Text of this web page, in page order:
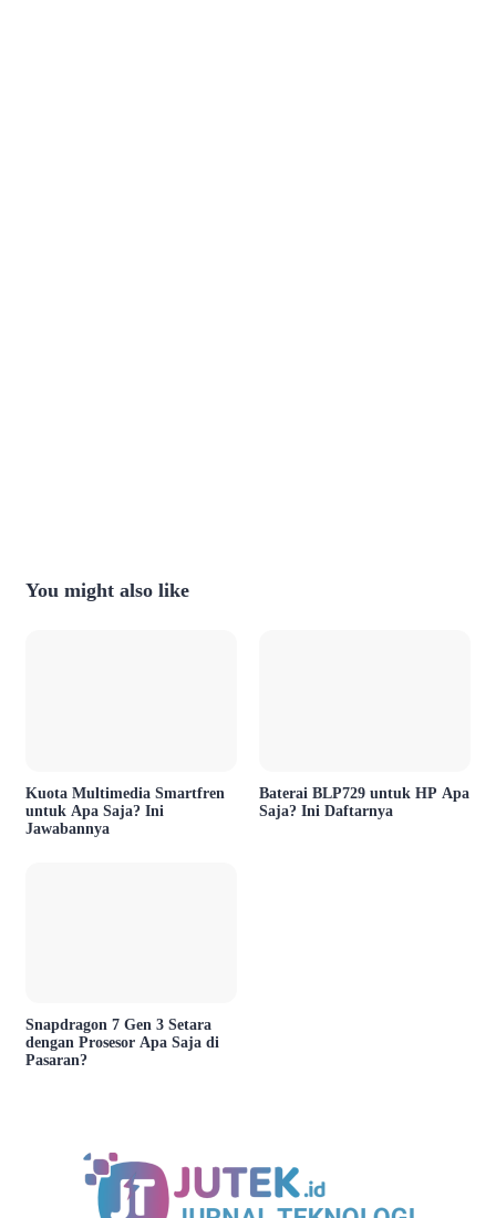
You might also like
Kuota Multimedia Smartfren
untuk Apa Saja? Ini
Jawabannya
Baterai BLP729 untuk HP Apa
Saja? Ini Daftarnya
Snapdragon 7 Gen 3 Setara
dengan Prosesor Apa Saja di
Pasaran?